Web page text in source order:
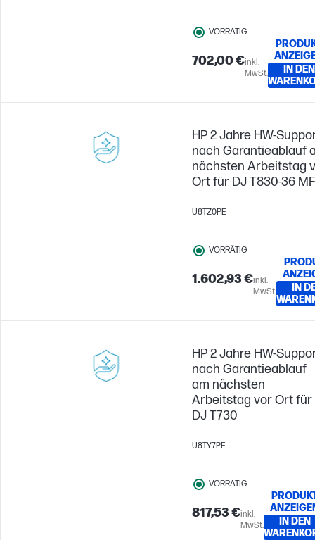
VORRÄTIG
702,00 €inkl.
MwSt.
IN DEN
HP 2 Jahre HW-
nach Garantieablauf
nächsten Arbeitstag
Ort für DJ T830-36
U8TZ0PE
VORRÄTIG
1.602,93 €inkl.
MwSt.
IN
HP 2 Jahre HW-
nach Garantieablauf
am nächsten
Arbeitstag vor Ort für
DJ T730
U8TY7PE
VORRÄTIG
817,53 €inkl.
MwSt.
IN DEN